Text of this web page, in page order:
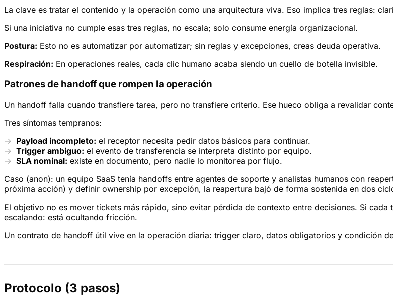
La clave es tratar el contenido y la operación como una arquitectura viva. Eso implica tres reglas:
Si una iniciativa no cumple esas tres reglas, no escala; solo consume energía organizacional.
Postura: Esto no es automatizar por automatizar; sin reglas y excepciones, creas deuda operativa.
Respiración: En operaciones reales, cada clic humano acaba siendo un cuello de botella invisible.
Patrones de handoff que rompen la operación
Un handoff falla cuando transfiere tarea, pero no transfiere criterio. Ese hueco obliga a revalidar
Tres síntomas tempranos:
Payload incompleto: el receptor necesita pedir datos básicos para continuar.
Trigger ambiguo: el evento de transferencia se interpreta distinto por equipo.
SLA nominal: existe en documento, pero nadie lo monitorea por flujo.
Caso (anon): un equipo SaaS tenía handoffs entre agentes de soporte y analistas humanos con
próxima acción) y definir ownership por excepción, la reapertura bajó de forma sostenida en dos
El objetivo no es mover tickets más rápido, sino evitar pérdida de contexto entre decisiones. Si cada
escalando: está ocultando fricción.
Un contrato de handoff útil vive en la operación diaria: trigger claro, datos obligatorios y condición
Protocolo (3 pasos)